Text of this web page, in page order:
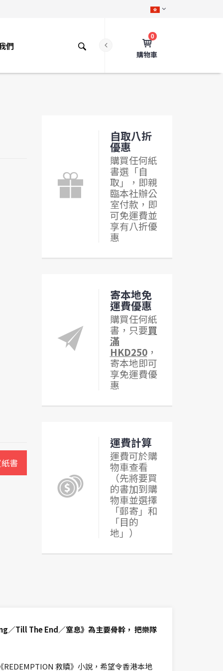
0
購物車
們
書
自取八折
優惠
購買任何紙
書選「自
取」，即親
臨本社辦公
室付款，即
可免運費並
享有八折優
惠
寄本地免
運費優惠
購買任何紙
書，只要買
滿
HKD250，
寄本地即可
享免運費優
惠
運費計算
運費可於購
物車查看
（先將要買
的書加到購
物車並選擇
「郵寄」和
「目的
地」）
Till The End／窒息》為主要骨幹， 把樂隊
救贖》小說，希望令香港本地